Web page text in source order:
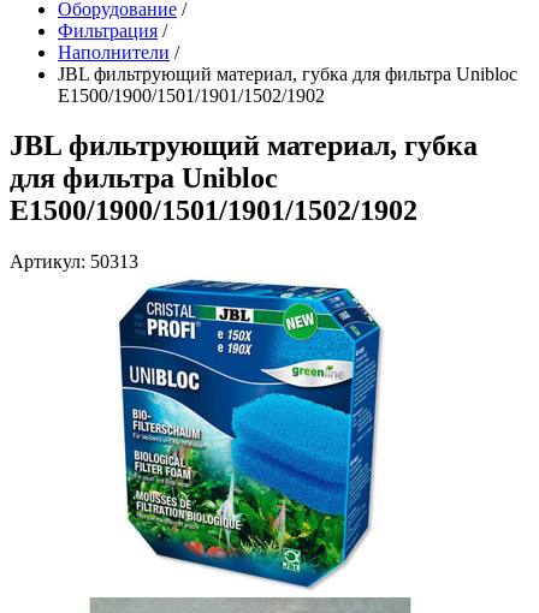
Оборудование /
Фильтрация /
Наполнители /
JBL фильтрующий материал, губка для фильтра Unibloc
E1500/1900/1501/1901/1502/1902
JBL фильтрующий материал, губка
для фильтра Unibloc
E1500/1900/1501/1901/1502/1902
Артикул: 50313